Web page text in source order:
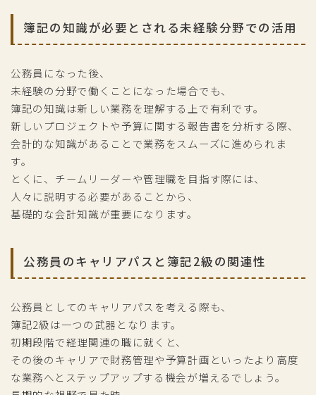
簿記の知識が必要とされる未経験分野での活用
公務員になった後、
未経験の分野で働くことになった場合でも、
簿記の知識は新しい業務を理解する上で有利です。
新しいプロジェクトや予算に関する報告書を分析する際、
会計的な知識があることで業務をスムーズに進められま
す。
とくに、チームリーダーや管理職を目指す際には、
人々に説明する必要があることから、
基礎的な会計知識が重要になります。
公務員のキャリアパスと簿記2級の関連性
公務員としてのキャリアパスを考える際も、
簿記2級は一つの武器となります。
初期段階で経理関連の職に就くと、
その後のキャリアで財務管理や予算計画といったより高度
な業務へとステップアップする機会が増えるでしょう。